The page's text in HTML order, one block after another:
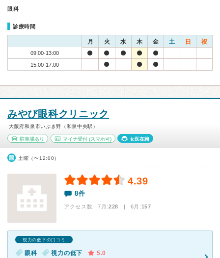
眼科
診療時間
月 火 水 木 金 土 日 祝
09:00-13:00
15:00-17:00
みやび眼科クリニック
大阪府和泉市いぶき野（和泉中央駅）
駐車場あり マイナ受付(スマホ可) 女医在籍
土曜（〜12:00）
4.39
8件
アクセス数 7月:228 | 6月:157
視力の低下の口コミ
眼科 視力の低下
5.0